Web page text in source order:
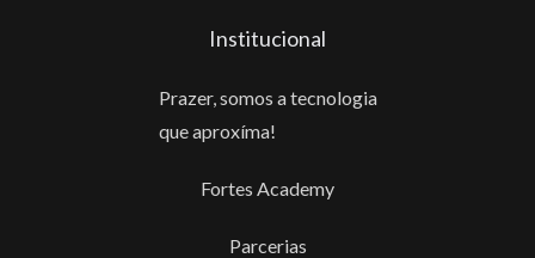
Institucional
Prazer, somos a tecnologia
que aproxíma!
Fortes Academy
Parcerias